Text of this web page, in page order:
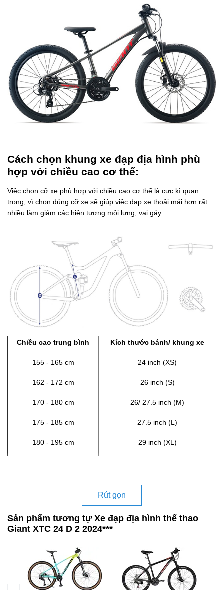
Cách chọn khung xe đạp địa hình phù
hợp với chiều cao cơ thể:
Việc chọn cỡ xe phù hợp với chiều cao cơ thể là cực kì quan
trọng, vì chọn đúng cỡ xe sẽ giúp việc đạp xe thoải mái hơn rất
nhiều làm giảm các hiện tượng mỏi lưng, vai gáy ...
Chiều cao trung bình Kích thước bánh/ khung xe
155 - 165 cm 24 inch (XS)
162 - 172 cm 26 inch (S)
170 - 180 cm 26/ 27.5 inch (M)
175 - 185 cm 27.5 inch (L)
180 - 195 cm 29 inch (XL)
Rút gọn
Sản phẩm tương tự Xe đạp địa hình thể thao
Giant XTC 24 D 2 2024***